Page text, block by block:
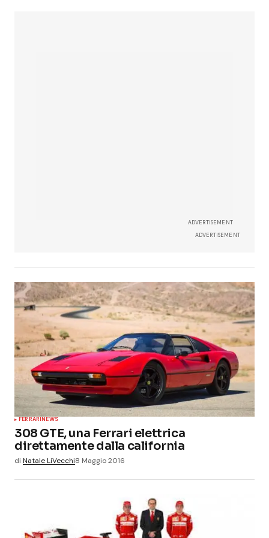
ADVERTISEMENT
ADVERTISEMENT
FERRARINEWS
308 GTE, una Ferrari elettrica
direttamente dalla california
di Natale LiVecchi8 Maggio 2016